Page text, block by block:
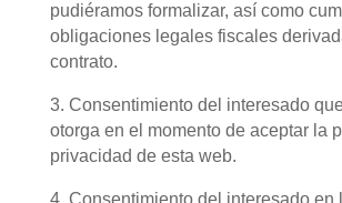
pudiéramos formalizar, así como
obligaciones legales fiscales
contrato.
3. Consentimiento del interesado
otorga en el momento de aceptar la
privacidad de esta web.
4. Consentimiento del interesado en